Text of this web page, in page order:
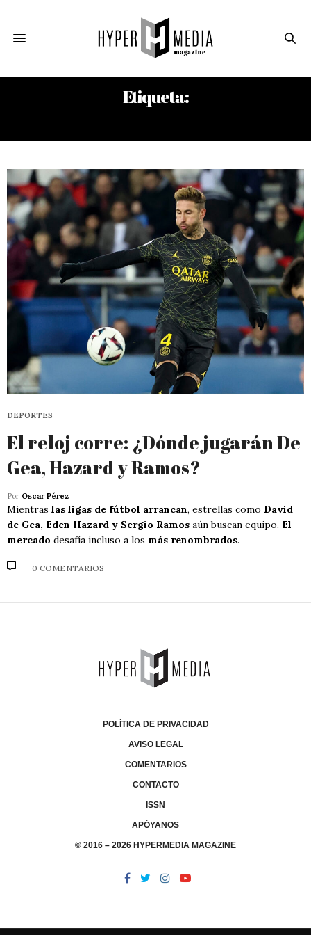
Etiqueta:
DEPORTES
El reloj corre: ¿Dónde jugarán De
Gea, Hazard y Ramos?
Por Oscar Pérez
Mientras las ligas de fútbol arrancan, estrellas como David
de Gea, Eden Hazard y Sergio Ramos aún buscan equipo. El
mercado desafía incluso a los más renombrados.
0 COMENTARIOS
POLÍTICA DE PRIVACIDAD
AVISO LEGAL
COMENTARIOS
CONTACTO
ISSN
APÓYANOS
© 2016 – 2026 HYPERMEDIA MAGAZINE